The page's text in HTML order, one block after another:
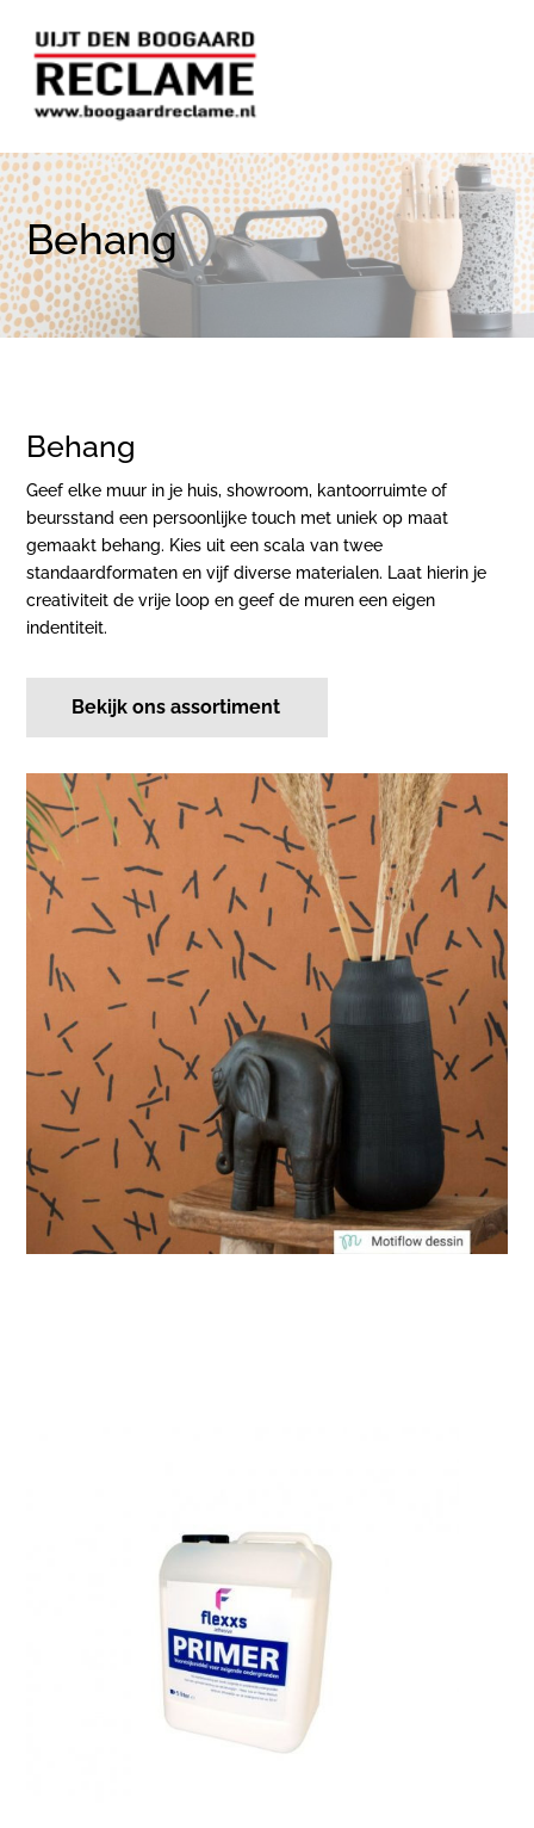
Behang
Behang
Geef elke muur in je huis, showroom, kantoorruimte of
beursstand een persoonlijke touch met uniek op maat
gemaakt behang. Kies uit een scala van twee
standaardformaten en vijf diverse materialen. Laat hierin je
creativiteit de vrije loop en geef de muren een eigen
indentiteit.
Bekijk ons assortiment